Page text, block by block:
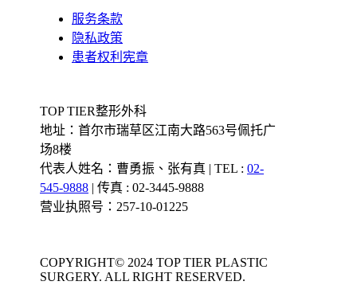
服务条款
隐私政策
患者权利宪章
TOP TIER整形外科
地址：首尔市瑞草区江南大路563号佩托广
场8楼
代表人姓名：曹勇振、张有真 | TEL : 02-
545-9888 | 传真 : 02-3445-9888
营业执照号：257-10-01225
COPYRIGHT© 2024 TOP TIER PLASTIC
SURGERY. ALL RIGHT RESERVED.